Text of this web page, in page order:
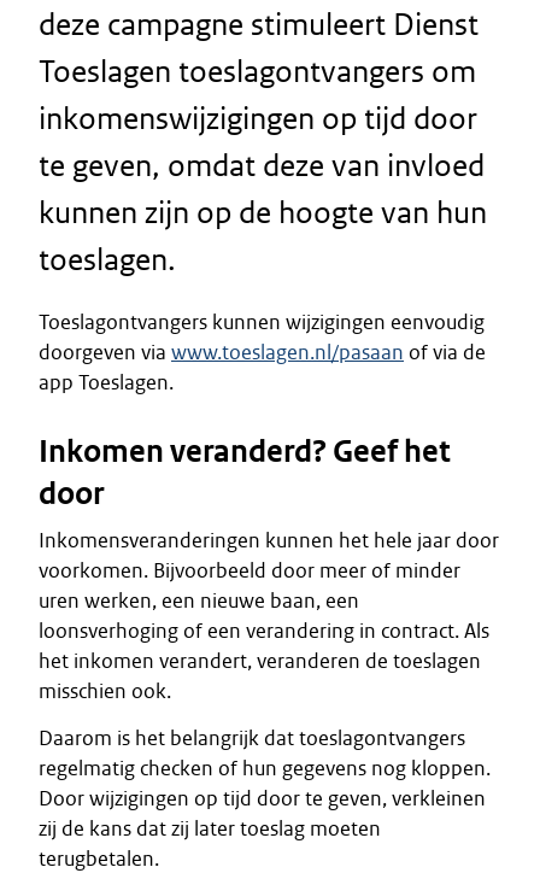
deze campagne stimuleert Dienst
Toeslagen toeslagontvangers om
inkomenswijzigingen op tijd door
te geven, omdat deze van invloed
kunnen zijn op de hoogte van hun
toeslagen.
Toeslagontvangers kunnen wijzigingen eenvoudig
doorgeven via www.toeslagen.nl/pasaan of via de
app Toeslagen.
Inkomen veranderd? Geef het
door
Inkomensveranderingen kunnen het hele jaar door
voorkomen. Bijvoorbeeld door meer of minder
uren werken, een nieuwe baan, een
loonsverhoging of een verandering in contract. Als
het inkomen verandert, veranderen de toeslagen
misschien ook.
Daarom is het belangrijk dat toeslagontvangers
regelmatig checken of hun gegevens nog kloppen.
Door wijzigingen op tijd door te geven, verkleinen
zij de kans dat zij later toeslag moeten
terugbetalen.